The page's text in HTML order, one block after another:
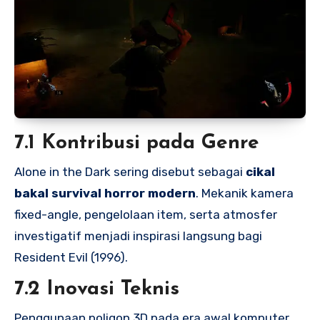
7.1 Kontribusi pada Genre
Alone in the Dark sering disebut sebagai cikal
bakal survival horror modern. Mekanik kamera
fixed-angle, pengelolaan item, serta atmosfer
investigatif menjadi inspirasi langsung bagi
Resident Evil (1996).
7.2 Inovasi Teknis